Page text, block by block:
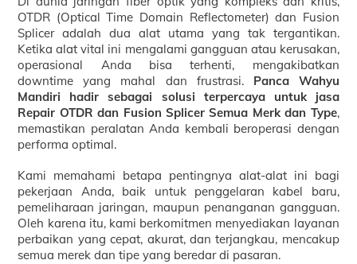
OTDR (Optical Time Domain Reflectometer) dan Fusion
Splicer adalah dua alat utama yang tak tergantikan.
Ketika alat vital ini mengalami gangguan atau kerusakan,
operasional Anda bisa terhenti, mengakibatkan
downtime yang mahal dan frustrasi. Panca Wahyu
Mandiri hadir sebagai solusi terpercaya untuk jasa
Repair OTDR dan Fusion Splicer Semua Merk dan Type,
memastikan peralatan Anda kembali beroperasi dengan
performa optimal.
Kami memahami betapa pentingnya alat-alat ini bagi
pekerjaan Anda, baik untuk penggelaran kabel baru,
pemeliharaan jaringan, maupun penanganan gangguan.
Oleh karena itu, kami berkomitmen menyediakan layanan
perbaikan yang cepat, akurat, dan terjangkau, mencakup
semua merek dan tipe yang beredar di pasaran.